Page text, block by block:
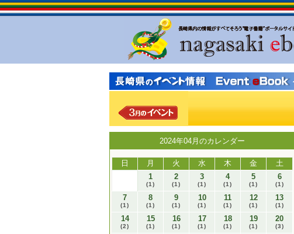
2024年04月のカレンダー
日 月 火 水 木 金
土
1
(1)
2
(1)
3
(1)
4
(1)
5
(1)
6
(1)
7
(1)
8
(1)
9
(1)
10
(1)
11
(1)
12
(1)
13
(1)
14
(2)
15
(1)
16
(1)
17
(1)
18
(1)
19
(1)
20
(3)